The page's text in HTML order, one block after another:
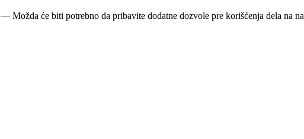
— Možda će biti potrebno da pribavite dodatne dozvole pre korišćenja dela na